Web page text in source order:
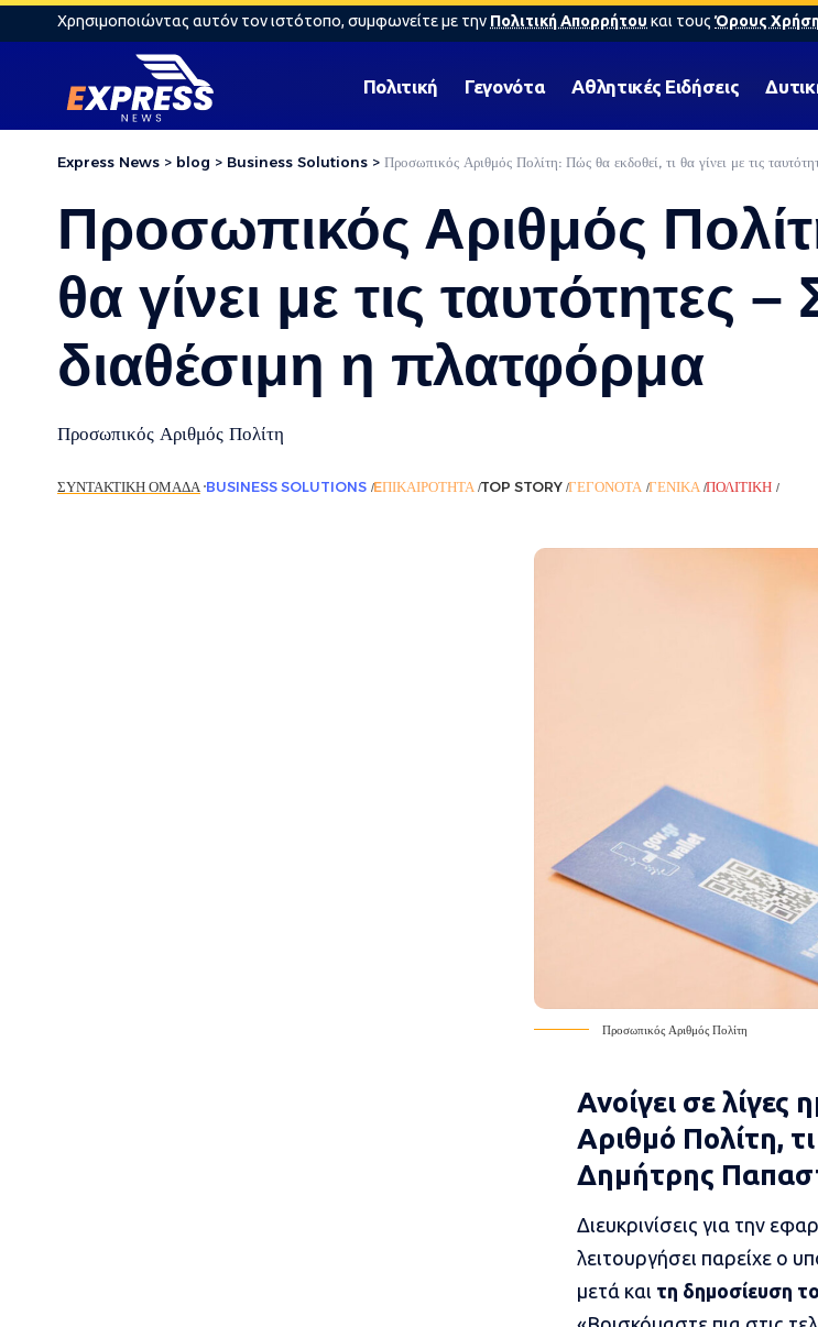
Χρησιμοποιώντας αυτόν τον ιστότοπο, συμφωνείτε με την Πολιτική Απορρήτου και τους Όρους
Πολιτική Γεγονότα Αθλητικές Ειδήσεις
Express News > blog > Business Solutions > Προσωπικός Αριθμός Πολίτη: Πώς θα εκδοθεί, τι θα γίνει με τις
Προσωπικός Αριθμός
θα γίνει με τις ταυτότητες
διαθέσιμη η πλατφόρμα
Προσωπικός Αριθμός Πολίτη
ΣΥΝΤΑΚΤΙΚΉ ΟΜΆΔΑ BUSINESS SOLUTIONS EΠΙΚΑΙΡΌΤΗΤΑ TOP STORY ΓΕΓΟΝΌΤΑ ΓΕΝΙΚΆ ΠΟΛΙΤΙΚΉ ΡΟΉ
Προσωπικός Αριθμός Πολίτη
Ανοίγει σε
Αριθμό Πολίτη,
Δημήτρης
Διευκρινίσεις για την
λειτουργήσει παρείχε ο
μετά και τη δημοσίευση